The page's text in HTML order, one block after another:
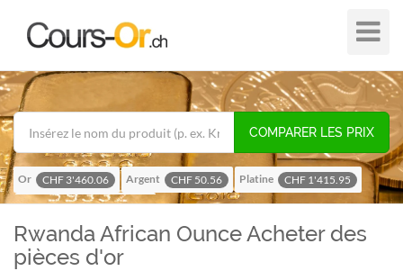
Plier
/
hors
de
COMPARER LES PRIX
Or CHF 3'460.06 Argent CHF 50.56 Platine
CHF 1'415.95
Palladium
CHF 1'114.37
Rwanda African OunceAcheter des
pièces d'or